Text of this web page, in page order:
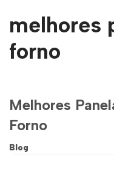
melhores
forno
Melhores
Forno
Blog